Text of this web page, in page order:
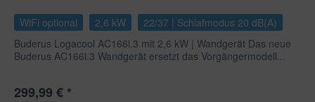
WiFi optional 2,6 kW
22/37 | Schlafmodus 20 dB(A)
Buderus Logacool AC166i.3 mit 2,6 kW | Wandgerät Das neue
Buderus AC166i.3 Wandgerät ersetzt das Vorgängermodell...
299,99 € *